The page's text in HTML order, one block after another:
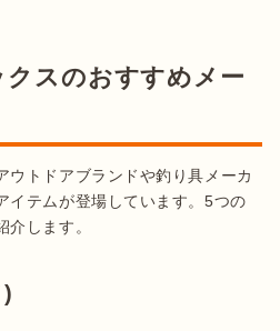
スのおすすめメー
ウトドアブランドや釣り具メーカ
イテムが登場しています。5つの
します。